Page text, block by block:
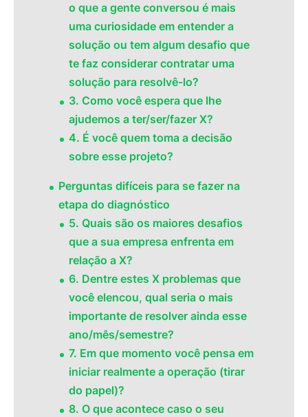
o que a gente conversou é mais
uma curiosidade em entender a
solução ou tem algum desafio que
te faz considerar contratar uma
solução para resolvê-lo?
3. Como você espera que lhe
ajudemos a ter/ser/fazer X?
4. É você quem toma a decisão
sobre esse projeto?
Perguntas difíceis para se fazer na
etapa do diagnóstico
5. Quais são os maiores desafios
que a sua empresa enfrenta em
relação a X?
6. Dentre estes X problemas que
você elencou, qual seria o mais
importante de resolver ainda esse
ano/mês/semestre?
7. Em que momento você pensa em
iniciar realmente a operação (tirar
do papel)?
8. O que acontece caso o seu